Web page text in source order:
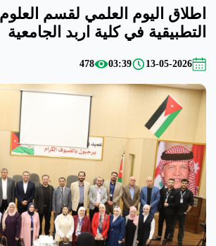
اطلاق اليوم العلمي لقسم العلوم
التطبيقية في كلية اربد الجامعية
13-05-2026
03:39
478